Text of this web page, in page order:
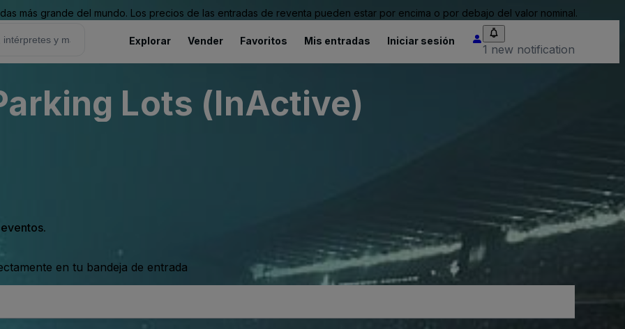
más grande del mundo. Los precios de las entradas de reventa pueden estar por encima o por debajo del valor nominal.
Explorar Vender Favoritos Mis entradas Iniciar sesión
1 new notification
Lots (InActive)
en tu bandeja de entrada